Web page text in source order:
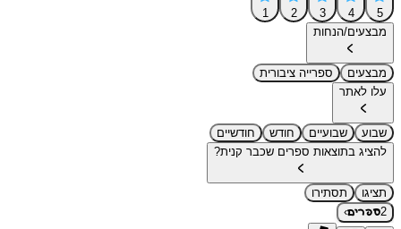
5
4
3
2
1
מבצעים/הנחות
מבצעים
ספרייה ציבורית
עלו לאתר
שבוע שבועיים חודש
חודשיים
להציג בתוצאות ספרים שכבר קנית?
תציגו
תסתירו
2ספרים›